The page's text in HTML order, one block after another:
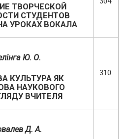
ТВОРЧЕСКОЙ
СТУДЕНТОВ
УРОКАХ ВОКАЛА
Ю. О.
КУЛЬТУРА ЯК
НАУКОВОГО
ВЧИТЕЛЯ
310
Д. А.